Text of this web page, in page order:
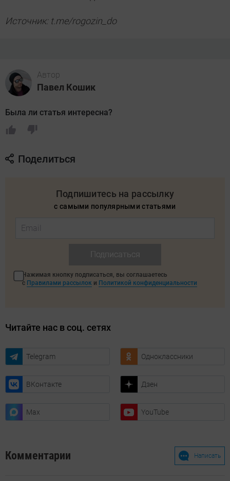
Источник: t.me/rogozin_do
Автор
Павел Кошик
Была ли статья интересна?
Поделиться
Подпишитесь на рассылку
с самыми популярными статьями
Нажимая кнопку подписаться, вы соглашаетесь
с Правилами рассылок и Политикой конфиденциальности
Читайте нас в соц. сетях
Telegram Одноклассники
ВКонтакте Дзен
Max YouTube
Комментарии Написать